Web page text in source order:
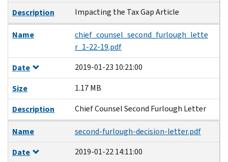
Description
Impacting the Tax Gap Article
Name
chief_counsel_second_furlough_lette
r_1-22-19.pdf
Date
2019-01-23 10:21:00
Size
1.17 MB
Description
Chief Counsel Second Furlough Letter
Name
second-furlough-decision-letter.pdf
Date
2019-01-22 14:11:00